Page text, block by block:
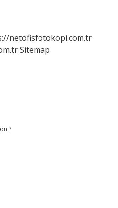
netofisfotokopi.com.tr
Sitemap
?